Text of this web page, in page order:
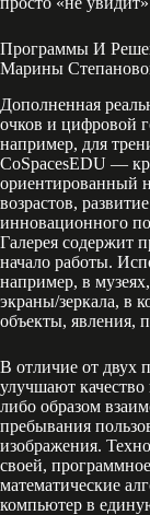
Программы И
Марины
Дополненная
очков и цифровой
например, для
CoSpacesEDU —
ориентированный
возрастов,
инновационного
Галерея содержит
начало работы.
например, в
экраны/зеркала, в
объекты, явления,
В отличие от двух
улучшают
либо образом
пребывания
изображения.
своей,
математические
компьютер в